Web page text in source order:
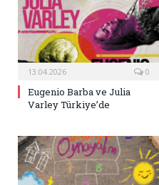
13.04.2026 0
Eugenio Barba ve Julia
Varley Türkiye’de